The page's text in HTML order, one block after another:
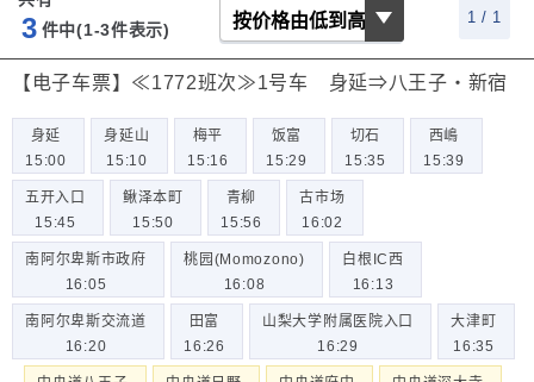
3 件中(1-3件表示)
1 / 1
【电子车票】≪1772班次≫1号车 身延⇒八王子・新宿
身延
15:00
身延山
15:10
梅平
15:16
饭富
15:29
切石
15:35
西嶋
15:39
五开入口
15:45
鳅泽本町
15:50
青柳
15:56
古市场
16:02
南阿尔卑斯市政府
16:05
桃园(Momozono)
16:08
白根IC西
16:13
南阿尔卑斯交流道
16:20
田富
16:26
山梨大学附属医院入口
16:29
大津町
16:35